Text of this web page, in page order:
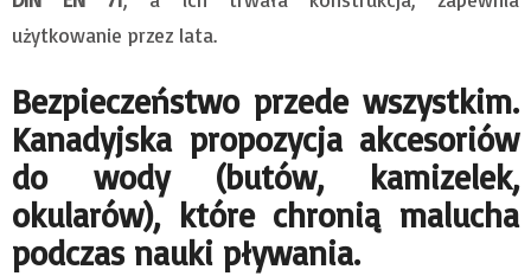
użytkowanie przez lata.
Bezpieczeństwo przede wszystkim.
Kanadyjska propozycja akcesoriów
do wody (butów, kamizelek,
okularów), które chronią malucha
podczas nauki pływania.